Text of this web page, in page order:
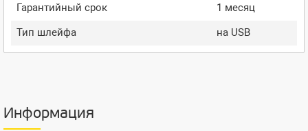
Гарантийный срок
1 месяц
Тип шлейфа
на USB
Информация